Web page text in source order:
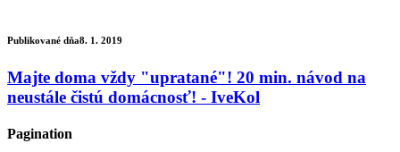
Publikované dňa8. 1. 2019
Majte doma vždy "upratané"! 20 min. návod na
neustále čistú domácnosť! - IveKol
Pagination